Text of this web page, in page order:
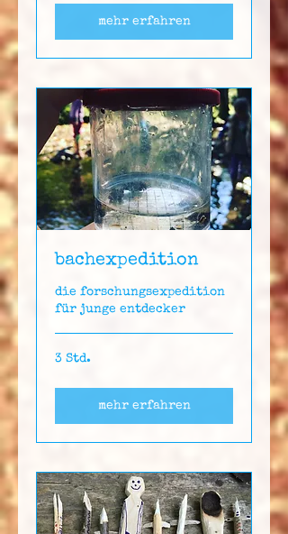
mehr erfahren
bachexpedition
die forschungsexpedition
für junge entdecker
3 Std.
mehr erfahren